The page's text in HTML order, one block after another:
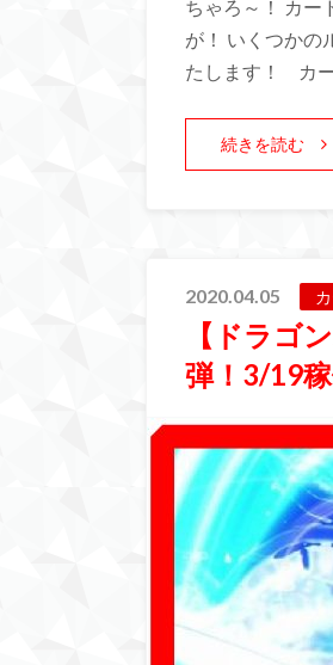
ちゃろ～！ カー
が！ いくつかの
たします！ カ
続きを読む
2020.04.05
【ドラゴ
弾！3/19稼